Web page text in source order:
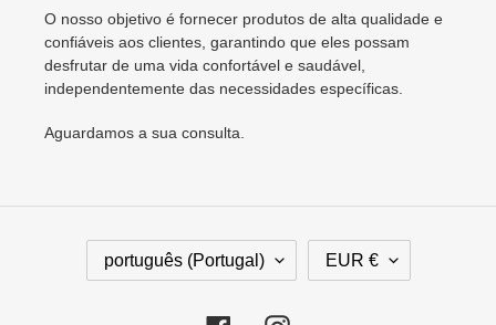
O nosso objetivo é fornecer produtos de alta qualidade e
confiáveis aos clientes, garantindo que eles possam
desfrutar de uma vida confortável e saudável,
independentemente das necessidades específicas.
Aguardamos a sua consulta.
português (Portugal) EUR €